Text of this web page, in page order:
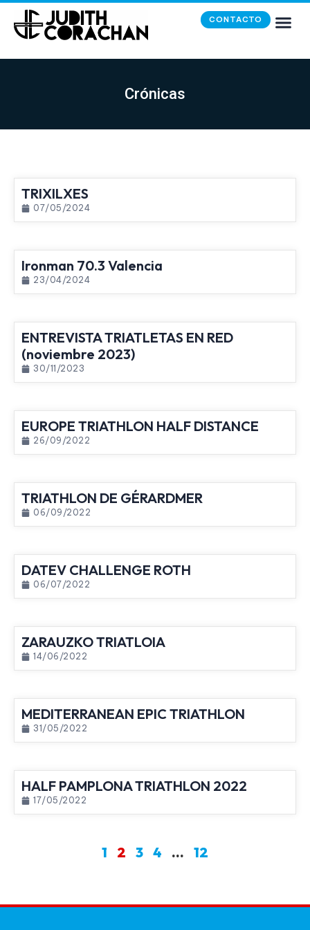
CONTACTO
Crónicas
TRIXILXES
07/05/2024
Ironman 70.3 Valencia
23/04/2024
ENTREVISTA TRIATLETAS EN RED
(noviembre 2023)
30/11/2023
EUROPE TRIATHLON HALF DISTANCE
26/09/2022
TRIATHLON DE GÉRARDMER
06/09/2022
DATEV CHALLENGE ROTH
06/07/2022
ZARAUZKO TRIATLOIA
14/06/2022
MEDITERRANEAN EPIC TRIATHLON
31/05/2022
HALF PAMPLONA TRIATHLON 2022
17/05/2022
1 2 3 4 … 12